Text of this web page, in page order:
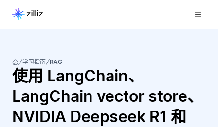
学习指南 RAG
使用 LangChain、
LangChain vector store、
NVIDIA Deepseek R1 和